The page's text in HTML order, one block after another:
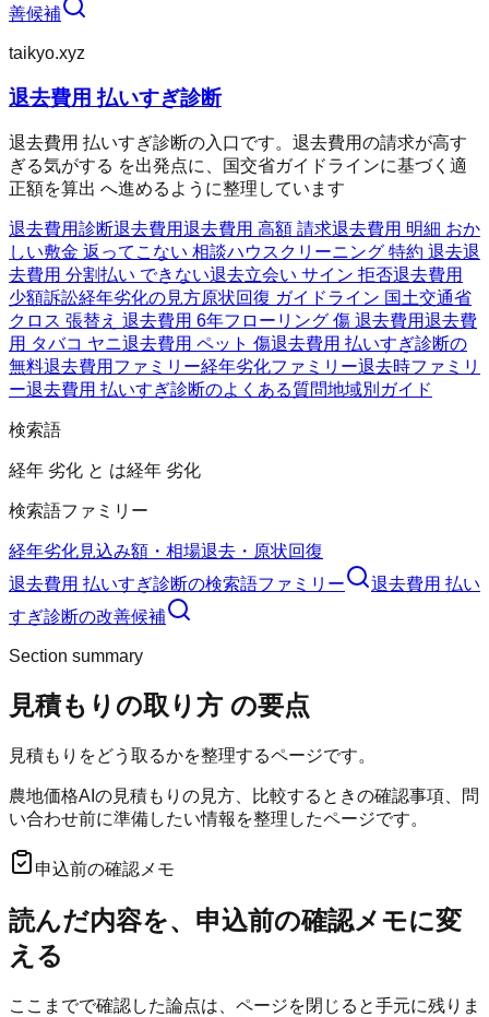
善候補
taikyo.xyz
退去費用 払いすぎ診断
退去費用 払いすぎ診断の入口です。退去費用の請求が高す
ぎる気がする を出発点に、国交省ガイドラインに基づく適
正額を算出 へ進めるように整理しています
退去費用診断退去費用退去費用 高額 請求退去費用 明細 おか
しい敷金 返ってこない 相談ハウスクリーニング 特約 退去退
去費用 分割払い できない退去立会い サイン 拒否退去費用
少額訴訟経年劣化の見方原状回復 ガイドライン 国土交通省
クロス 張替え 退去費用 6年フローリング 傷 退去費用退去費
用 タバコ ヤニ退去費用 ペット 傷退去費用 払いすぎ診断の
無料退去費用ファミリー経年劣化ファミリー退去時ファミリ
ー退去費用 払いすぎ診断のよくある質問地域別ガイド
検索語
経年 劣化 と は経年 劣化
検索語ファミリー
経年劣化見込み額・相場退去・原状回復
退去費用 払いすぎ診断の検索語ファミリー
退去費用 払い
すぎ診断の改善候補
Section summary
見積もりの取り方 の要点
見積もりをどう取るかを整理するページです。
農地価格AIの見積もりの見方、比較するときの確認事項、問
い合わせ前に準備したい情報を整理したページです。
申込前の確認メモ
読んだ内容を、申込前の確認メモに変
える
ここまでで確認した論点は、ページを閉じると手元に残りま